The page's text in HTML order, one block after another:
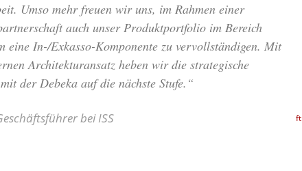
Umso mehr freuen wir uns, im Rahmen einer
auch unser Produktportfolio im Bereich
eine In-/Exkasso-Komponente zu vervollständigen. Mit
Architekturansatz heben wir die strategische
der Debeka auf die nächste Stufe.“
bei ISS ft